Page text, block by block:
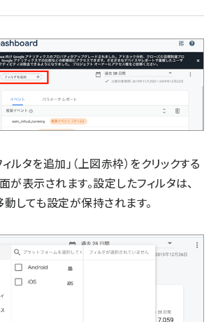
ルタを追加」（上図赤枠）をクリックする
が表示されます。設定したフィルタは、
しても設定が保持されます。